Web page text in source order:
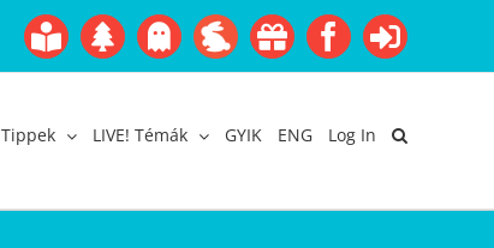
Boofairy
Gyerekangol
AdventHalloween
EasterAkcióFacebook
Login
Tippek LIVE! Témák GYIK ENG Log In